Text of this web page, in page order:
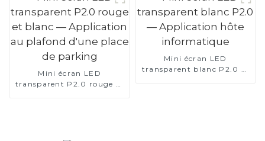
Mini écran LED
transparent P2.0 rouge et
Mini écran LED
transparent blanc P2.0 —